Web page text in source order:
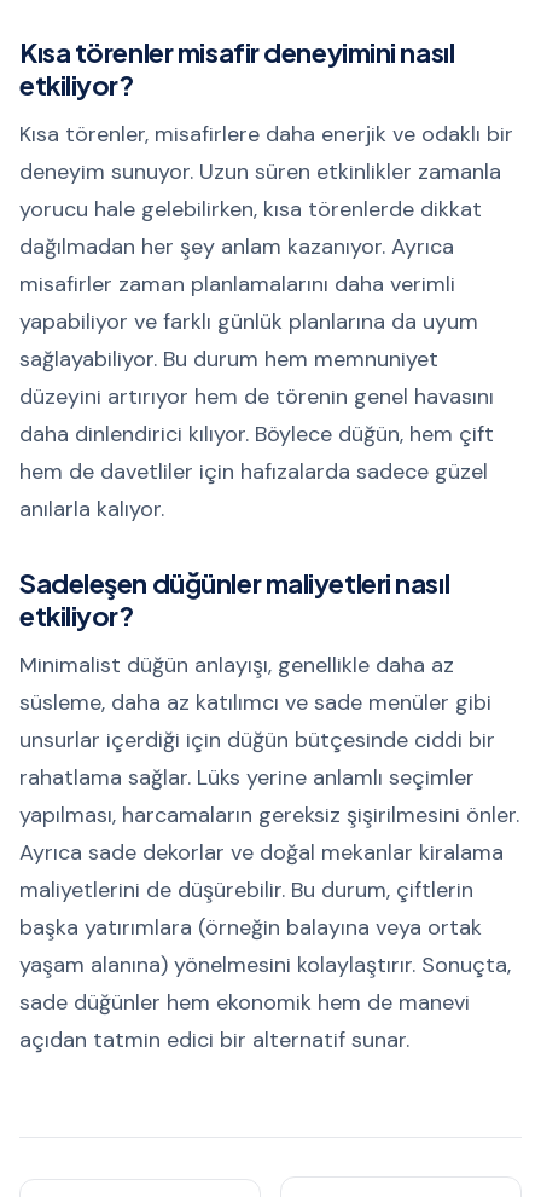
Kısa törenler misafir deneyimini nasıl
etkiliyor?
Kısa törenler, misafirlere daha enerjik ve odaklı bir
deneyim sunuyor. Uzun süren etkinlikler zamanla
yorucu hale gelebilirken, kısa törenlerde dikkat
dağılmadan her şey anlam kazanıyor. Ayrıca
misafirler zaman planlamalarını daha verimli
yapabiliyor ve farklı günlük planlarına da uyum
sağlayabiliyor. Bu durum hem memnuniyet
düzeyini artırıyor hem de törenin genel havasını
daha dinlendirici kılıyor. Böylece düğün, hem çift
hem de davetliler için hafızalarda sadece güzel
anılarla kalıyor.
Sadeleşen düğünler maliyetleri nasıl
etkiliyor?
Minimalist düğün anlayışı, genellikle daha az
süsleme, daha az katılımcı ve sade menüler gibi
unsurlar içerdiği için düğün bütçesinde ciddi bir
rahatlama sağlar. Lüks yerine anlamlı seçimler
yapılması, harcamaların gereksiz şişirilmesini önler.
Ayrıca sade dekorlar ve doğal mekanlar kiralama
maliyetlerini de düşürebilir. Bu durum, çiftlerin
başka yatırımlara (örneğin balayına veya ortak
yaşam alanına) yönelmesini kolaylaştırır. Sonuçta,
sade düğünler hem ekonomik hem de manevi
açıdan tatmin edici bir alternatif sunar.